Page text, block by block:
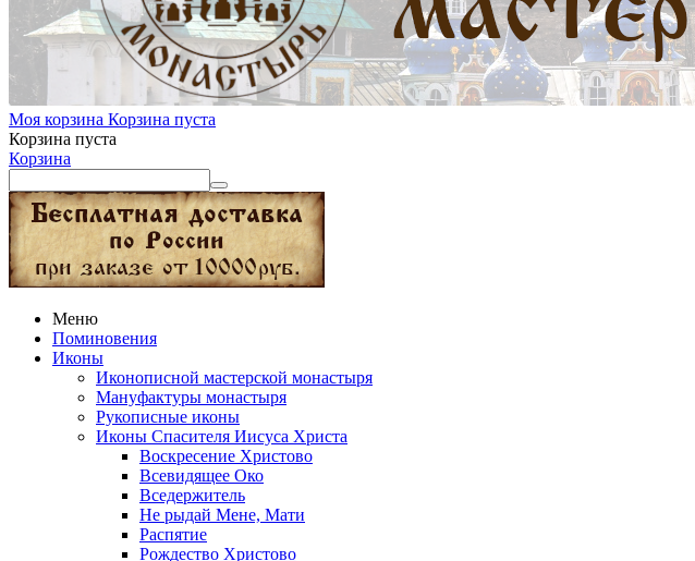
Моя корзина Корзина пуста
Корзина пуста
Корзина
Меню
Поминовения
Иконы
Иконописной мастерской монастыря
Мануфактуры монастыря
Рукописные иконы
Иконы Спасителя Иисуса Христа
Воскресение Христово
Всевидящее Око
Вседержитель
Не рыдай Мене, Мати
Распятие
Рождество Христово